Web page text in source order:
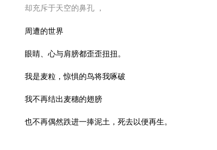
却充斥于天空的鼻孔 ，
周遭的世界
眼睛、心与肩膀都歪歪扭扭。
我是麦粒，惊惧的鸟将我啄破
我不再结出麦穗的翅膀
也不再偶然跌进一捧泥土，死去以便再生。